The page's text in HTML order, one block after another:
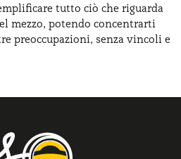
tutto ciò che riguarda
mezzo, potendo concentrarti
preoccupazioni, senza vincoli e